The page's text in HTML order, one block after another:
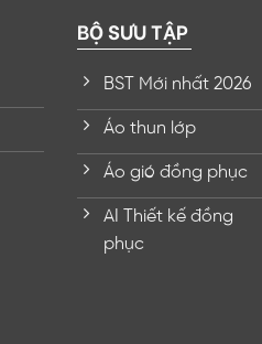
BỘ SƯU TẬP
BST Mới nhất 2026
Áo thun lớp
Áo gió đồng phục
AI Thiết kế đồng
phục